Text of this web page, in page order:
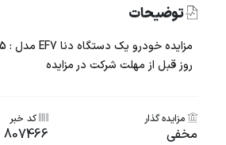
توضیحات
روز قبل از مهلت شرکت در مزایده
مزایده گذار
مخفی
کد خبر
807466